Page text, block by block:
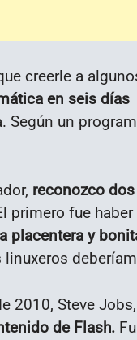
creerle a
en seis
Según un
reconozco
primero fue
placentera y
2010, Steve Jobs,
de Flash.